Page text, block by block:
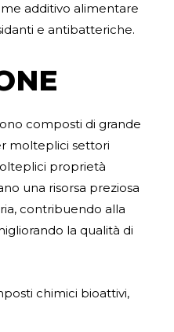
additivo alimentare
e antibatteriche.
composti di grande
molteplici settori
proprietà
una risorsa preziosa
contribuendo alla
la qualità di
chimici bioattivi,